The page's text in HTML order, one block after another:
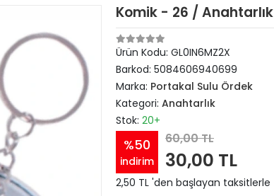
Komik - 26 / Anahtarlık
Ürün Kodu: GL0IN6MZ2X
Barkod: 5084606940699
Marka: Portakal Sulu Ördek
Kategori: Anahtarlık
Stok: 20+
%50
indirim
60,00 TL
30,00 TL
2,50 TL 'den başlayan taksitlerle